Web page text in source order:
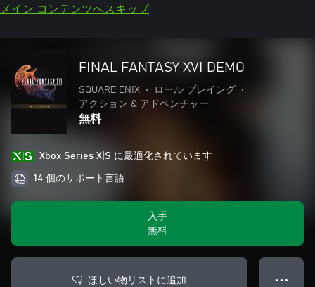
メイン コンテンツへスキップ
FINAL FANTASY XVI DEMO
SQUARE ENIX • ロール プレイング
•
アクション & アドベンチャー
無料
Xbox Series X|S に最適化されています
14 個のサポート言語
入手
無料
ほしい物リストに追加 ● ● ●